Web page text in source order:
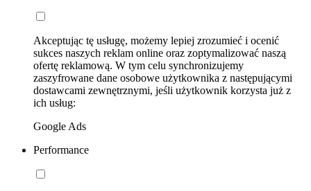
Akceptując tę usługę, możemy lepiej zrozumieć i ocenić
sukces naszych reklam online oraz zoptymalizować naszą
ofertę reklamową. W tym celu synchronizujemy
zaszyfrowane dane osobowe użytkownika z następującymi
dostawcami zewnętrznymi, jeśli użytkownik korzysta już z
ich usług:
Google Ads
Performance